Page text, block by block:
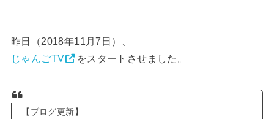
昨日（2018年11月7日）、
じゃんごTV
をスタートさせました。
【ブログ更新】